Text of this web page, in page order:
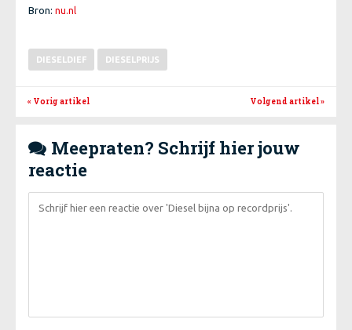
Bron: nu.nl
DIESELDIEF DIESELPRIJS
« Vorig artikel Volgend artikel»
 Meepraten? Schrijf hier jouw
reactie